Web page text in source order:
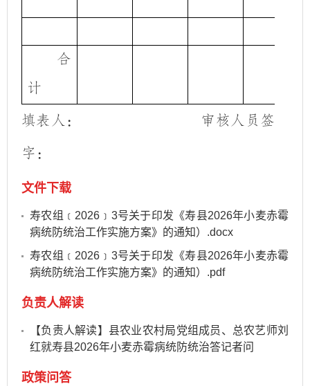
合
计
填表人：
审核人员签
字：
文件下载
寿农组﹝2026﹞3号关于印发《寿县2026年小麦赤霉
病统防统治工作实施方案》的通知）.docx
寿农组﹝2026﹞3号关于印发《寿县2026年小麦赤霉
病统防统治工作实施方案》的通知）.pdf
负责人解读
【负责人解读】县农业农村局党组成员、总农艺师刘
红就寿县2026年小麦赤霉病统防统治答记者问
政策问答